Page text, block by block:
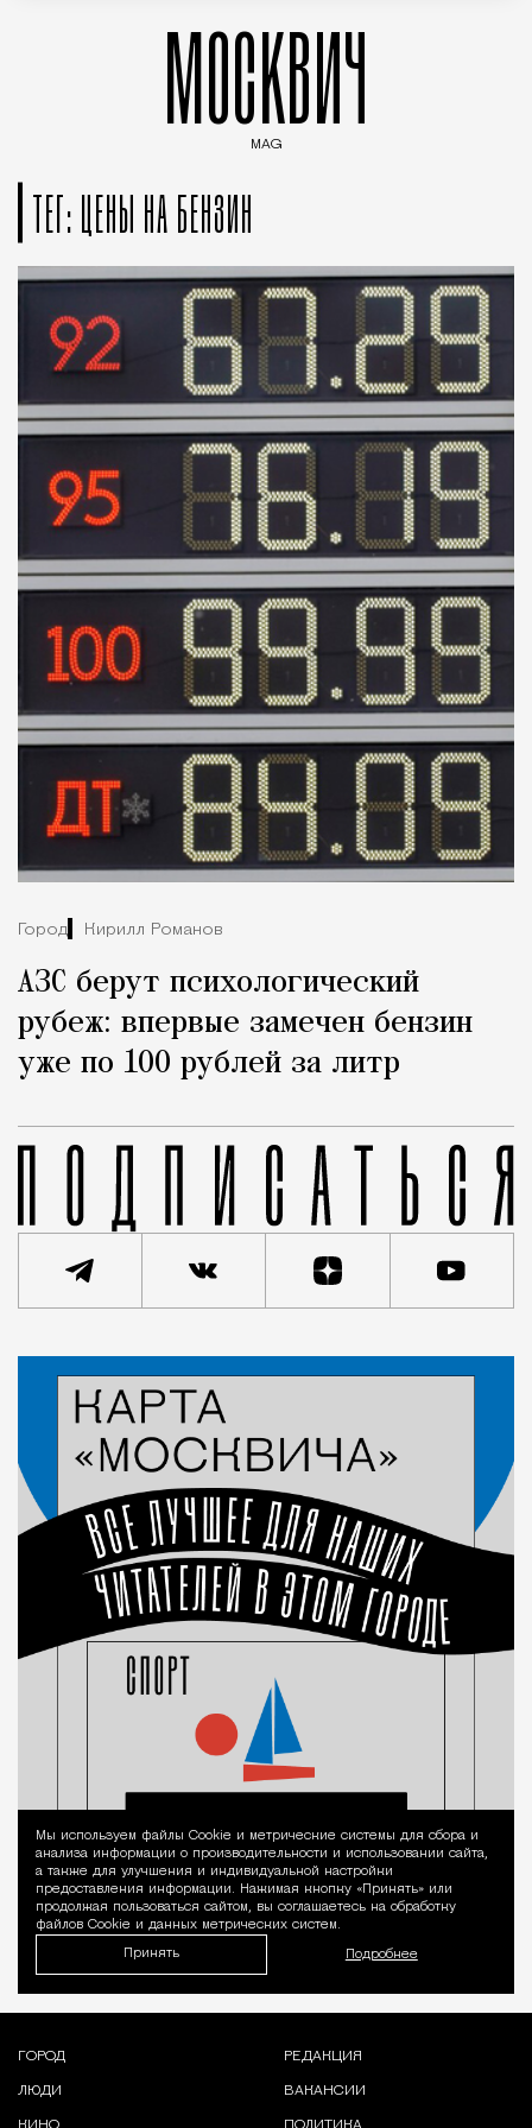
МОСКВИЧ
MAG
ТЕГ: ЦЕНЫ НА БЕНЗИН
Город Кирилл Романов
АЗС берут психологический
рубеж: впервые замечен бензин
уже по 100 рублей за литр
Уведомление
Мы используем файлы Сookie и метрические системы для сбора и
анализа информации о производительности и использовании сайта,
а также для улучшения и индивидуальной настройки
предоставления информации. Нажимая кнопку «Принять» или
продолжая пользоваться сайтом, вы соглашаетесь на обработку
файлов Cookie и данных метрических систем.
Принять Подробнее
ГОРОД
ЛЮДИ
РЕДАКЦИЯ
ВАКАНСИИ